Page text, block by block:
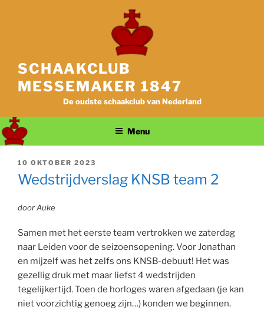
SCHAAKCLUB
MESSEMAKER 1847
De oudste schaakclub van Nederland
Menu
GEPLAATST
OP
10 OKTOBER 2023
Wedstrijdverslag KNSB team 2
door Auke
Samen met het eerste team vertrokken we zaterdag
naar Leiden voor de seizoensopening. Voor Jonathan
en mijzelf was het zelfs ons KNSB-debuut! Het was
gezellig druk met maar liefst 4 wedstrijden
tegelijkertijd. Toen de horloges waren afgedaan (je kan
niet voorzichtig genoeg zijn…) konden we beginnen.